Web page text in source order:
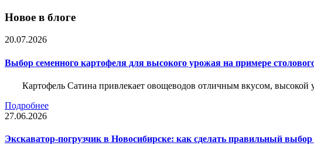
Новое в блоге
20.07.2026
Выбор семенного картофеля для высокого урожая на примере
Картофель Сатина привлекает овощеводов отличным вкусом, высокой
Подробнее
27.06.2026
Экскаватор-погрузчик в Новосибирске: как сделать правильный выбор